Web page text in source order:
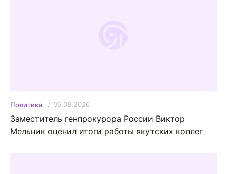
Политика 05.08.2026
Заместитель генпрокурора России Виктор
Мельник оценил итоги работы якутских коллег